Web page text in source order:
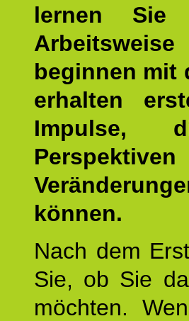
lernen Sie
beginnen mit
erhalten
Impulse,
können.
Nach dem
Sie, ob Sie
möchten.